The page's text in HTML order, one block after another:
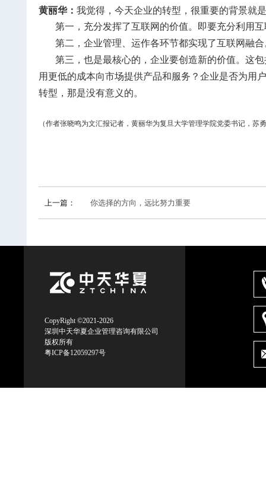
黄丽华： 我觉得，今天企业的转型，很重要的背景就
第一，充分发挥了互联网的价值。即要充分利用
第二，企业管理、运作各环节都实现了互联网融
第三，也是最核心的，企业要创造新的价值。这
用更低的成本向市场提供产品和服务？企业是否为
转型，那是没有意义的。
（作者张晓鸣为文汇报记者，黄丽华为复旦大学管理学院党委书记，
上一篇： 你选择的方向，远比努力重要
CopyRight ©2021-2026
深圳中天华夏企业管理咨询有限公司
版权所有
粤ICP备12059297号